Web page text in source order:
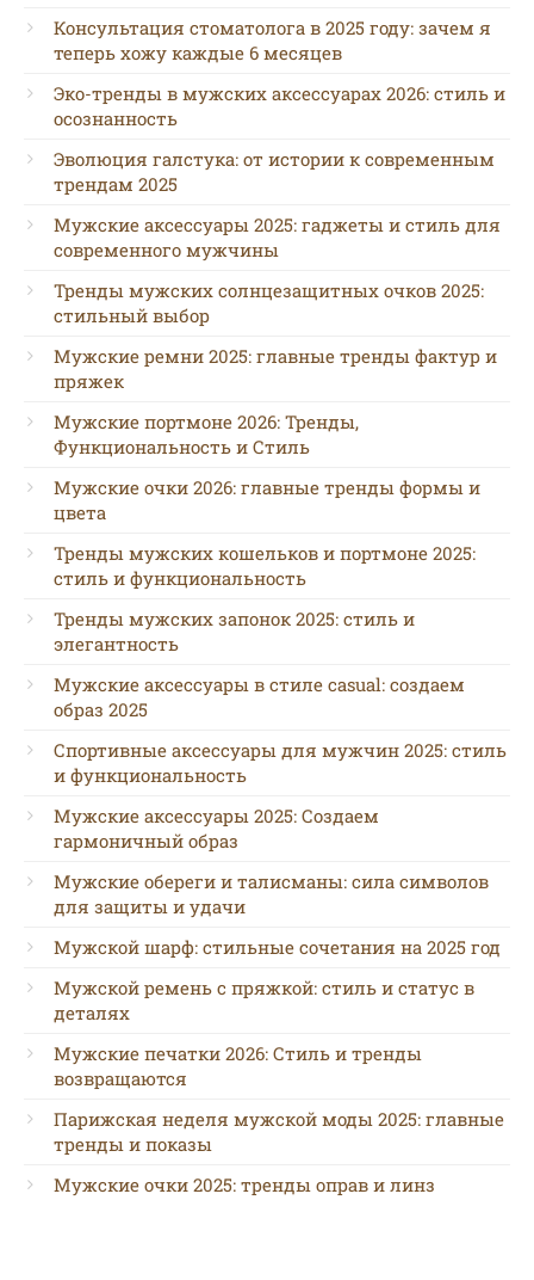
Консультация стоматолога в 2025 году: зачем я
теперь хожу каждые 6 месяцев
Эко-тренды в мужских аксессуарах 2026: стиль и
осознанность
Эволюция галстука: от истории к современным
трендам 2025
Мужские аксессуары 2025: гаджеты и стиль для
современного мужчины
Тренды мужских солнцезащитных очков 2025:
стильный выбор
Мужские ремни 2025: главные тренды фактур и
пряжек
Мужские портмоне 2026: Тренды,
Функциональность и Стиль
Мужские очки 2026: главные тренды формы и
цвета
Тренды мужских кошельков и портмоне 2025:
стиль и функциональность
Тренды мужских запонок 2025: стиль и
элегантность
Мужские аксессуары в стиле casual: создаем
образ 2025
Спортивные аксессуары для мужчин 2025: стиль
и функциональность
Мужские аксессуары 2025: Создаем
гармоничный образ
Мужские обереги и талисманы: сила символов
для защиты и удачи
Мужской шарф: стильные сочетания на 2025 год
Мужской ремень с пряжкой: стиль и статус в
деталях
Мужские печатки 2026: Стиль и тренды
возвращаются
Парижская неделя мужской моды 2025: главные
тренды и показы
Мужские очки 2025: тренды оправ и линз